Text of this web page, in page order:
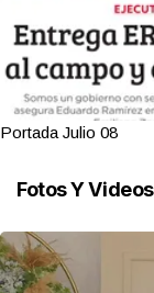
Portada Julio 08
Fotos Y Videos